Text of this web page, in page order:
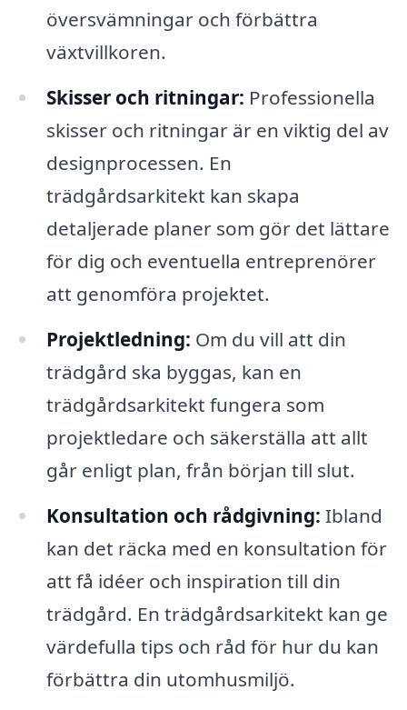
översvämningar och förbättra
växtvillkoren.
Skisser och ritningar: Professionella
skisser och ritningar är en viktig del av
designprocessen. En
trädgårdsarkitekt kan skapa
detaljerade planer som gör det lättare
för dig och eventuella entreprenörer
att genomföra projektet.
Projektledning: Om du vill att din
trädgård ska byggas, kan en
trädgårdsarkitekt fungera som
projektledare och säkerställa att allt
går enligt plan, från början till slut.
Konsultation och rådgivning: Ibland
kan det räcka med en konsultation för
att få idéer och inspiration till din
trädgård. En trädgårdsarkitekt kan ge
värdefulla tips och råd för hur du kan
förbättra din utomhusmiljö.